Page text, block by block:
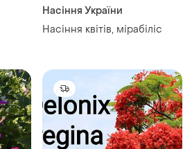
Насіння України
Насіння квітів, мірабіліс